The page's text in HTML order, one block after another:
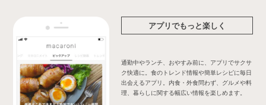
アプリでもっと楽しく
通勤中やランチ、おやすみ前に、アプリでサクサ
ク快適に。食のトレンド情報や簡単レシピに毎日
出会えるアプリ。内食・外食問わず、グルメや料
理、暮らしに関する幅広い情報を楽しめます。